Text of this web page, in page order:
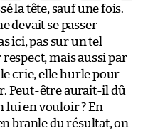
la tête, sauf une fois.
devait se passer
ici, pas sur un tel
respect, mais aussi par
crie, elle hurle pour
Peut-être aurait-il dû
lui en vouloir ? En
branle du résultat, on